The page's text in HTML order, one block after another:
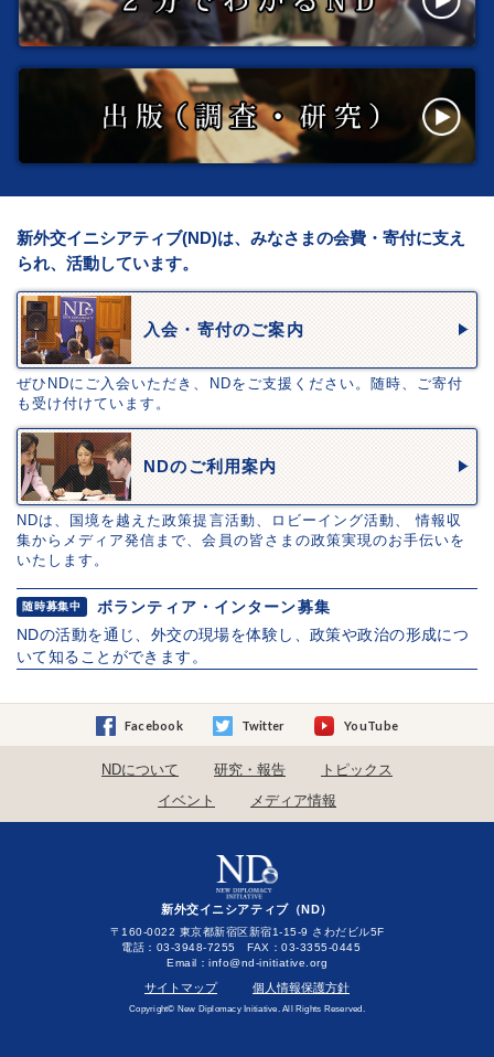
新外交イニシアティブ(ND)は、みなさまの会費・寄付に支え
られ、活動しています。
入会・寄付のご案内
ぜひNDにご入会いただき、NDをご支援ください。随時、ご寄付
も受け付けています。
NDのご利用案内
NDは、国境を越えた政策提言活動、ロビーイング活動、 情報収
集からメディア発信まで、会員の皆さまの政策実現のお手伝いを
いたします。
随時募集中
ボランティア・インターン募集
NDの活動を通じ、外交の現場を体験し、政策や政治の形成につ
いて知ることができます。
Facebook Twitter YouTube
NDについて 研究・報告
トピックス
イベント
メディア情報
新外交イニシアティブ（ND）
〒160-0022 東京都新宿区新宿1-15-9 さわだビル5F
電話：03-3948-7255 FAX：03-3355-0445
Email：
サイトマップ 個人情報保護方針
Copyright© New Diplomacy Initiative. All Rights Reserved.